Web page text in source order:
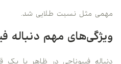
مهمی مثل نسبت طلایی شد.
ویژگی‌های مهم دنباله